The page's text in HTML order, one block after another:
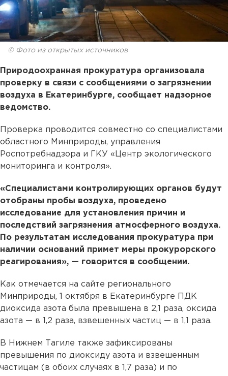
© Фото из открытых источников
Природоохранная прокуратура организовала
проверку в связи с сообщениями о загрязнении
воздуха в Екатеринбурге, сообщает надзорное
ведомство.
Проверка проводится совместно со специалистами
областного Минприроды, управления
Роспотребнадзора и ГКУ «Центр экологического
мониторинга и контроля».
«Специалистами контролирующих органов будут
отобраны пробы воздуха, проведено
исследование для установления причин и
последствий загрязнения атмосферного воздуха.
По результатам исследования прокуратура при
наличии оснований примет меры прокурорского
реагирования», — говорится в сообщении.
Как отмечается на сайте регионального
Минприроды, 1 октября в Екатеринбурге ПДК
диоксида азота была превышена в 2,1 раза, оксида
азота — в 1,2 раза, взвешенных частиц — в 1,1 раза.
В Нижнем Тагиле также зафиксированы
превышения по диоксиду азота и взвешенным
частицам (в обоих случаях в 1,7 раза) и по